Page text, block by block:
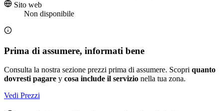
Sito web
Non disponibile
Prima di assumere, informati bene
Consulta la nostra sezione prezzi prima di assumere. Scopri quanto
dovresti pagare y cosa include il servizio nella tua zona.
Vedi Prezzi